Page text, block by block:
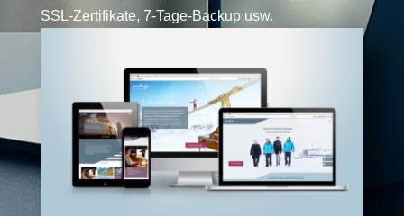
SSL-Zertifikate, 7-Tage-Backup usw.